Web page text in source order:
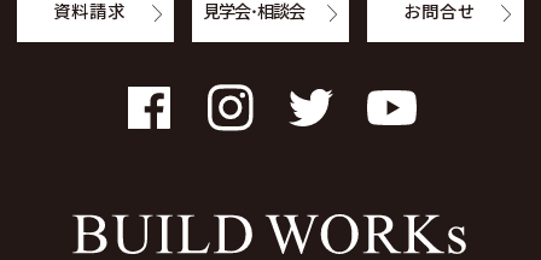
FacebookInstagramTwitter YouTube
資料請求 見学会・相談会 お問合せ